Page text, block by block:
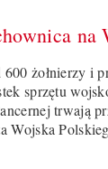
na
600 żołnierzy i
sprzętu
trwają
Wojska